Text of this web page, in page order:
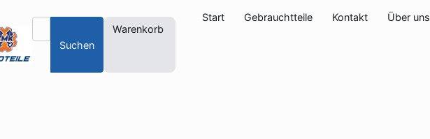
Suchen
Warenkorb
Start Gebrauchtteile Kontakt Über uns